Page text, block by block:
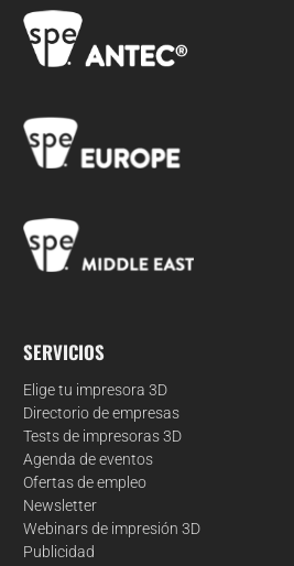
SERVICIOS
Elige tu impresora 3D
Directorio de empresas
Tests de impresoras 3D
Agenda de eventos
Ofertas de empleo
Newsletter
Webinars de impresión 3D
Publicidad